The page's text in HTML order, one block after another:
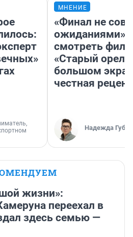
МНЕНИЕ
«Финал не
ожиданиями»:
смотреть
«Старый орел»
большом
честная
Надежда
жизни»:
переехал в
здесь семью —